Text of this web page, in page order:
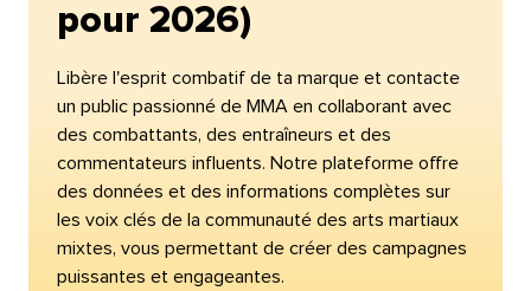
pour 2026)​​
Libère l'esprit combatif de ta marque et contacte
un public passionné de MMA en collaborant avec
des combattants, des entraîneurs et des
commentateurs influents. Notre plateforme offre
des données et des informations complètes sur
les voix clés de la communauté des arts martiaux
mixtes, vous permettant de créer des campagnes
puissantes et engageantes.​​